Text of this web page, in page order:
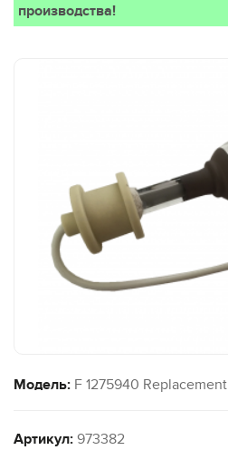
производства!
Модель: F 1275940 Replacement
Артикул: 973382